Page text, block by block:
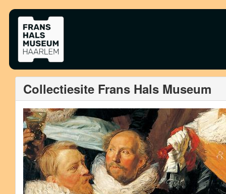
Collectiesite Frans Hals Museum